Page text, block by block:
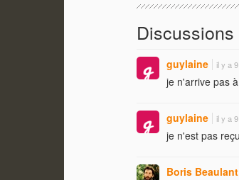
Discussions
guylaine il y a
je n'arrive pas
guylaine il y a
je n'est pas
Boris Beaulant